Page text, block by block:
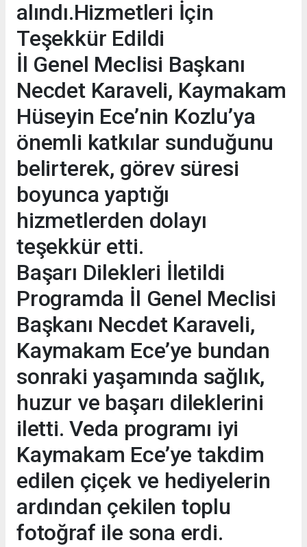
alındı.Hizmetleri İçin
Teşekkür Edildi
İl Genel Meclisi Başkanı
Necdet Karaveli, Kaymakam
Hüseyin Ece’nin Kozlu’ya
önemli katkılar sunduğunu
belirterek, görev süresi
boyunca yaptığı
hizmetlerden dolayı
teşekkür etti.
Başarı Dilekleri İletildi
Programda İl Genel Meclisi
Başkanı Necdet Karaveli,
Kaymakam Ece’ye bundan
sonraki yaşamında sağlık,
huzur ve başarı dileklerini
iletti. Veda programı iyi
Kaymakam Ece’ye takdim
edilen çiçek ve hediyelerin
ardından çekilen toplu
fotoğraf ile sona erdi.